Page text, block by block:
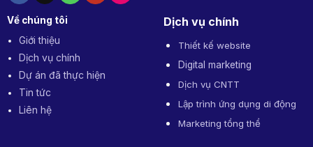
Về chúng tôi
Giới thiệu
Dịch vụ chính
Dự án đã thực hiện
Tin tức
Liên hệ
Dịch vụ chính
Thiết kế website
Digital marketing
Dịch vụ CNTT
Lập trình ứng dụng di động
Marketing tổng thể